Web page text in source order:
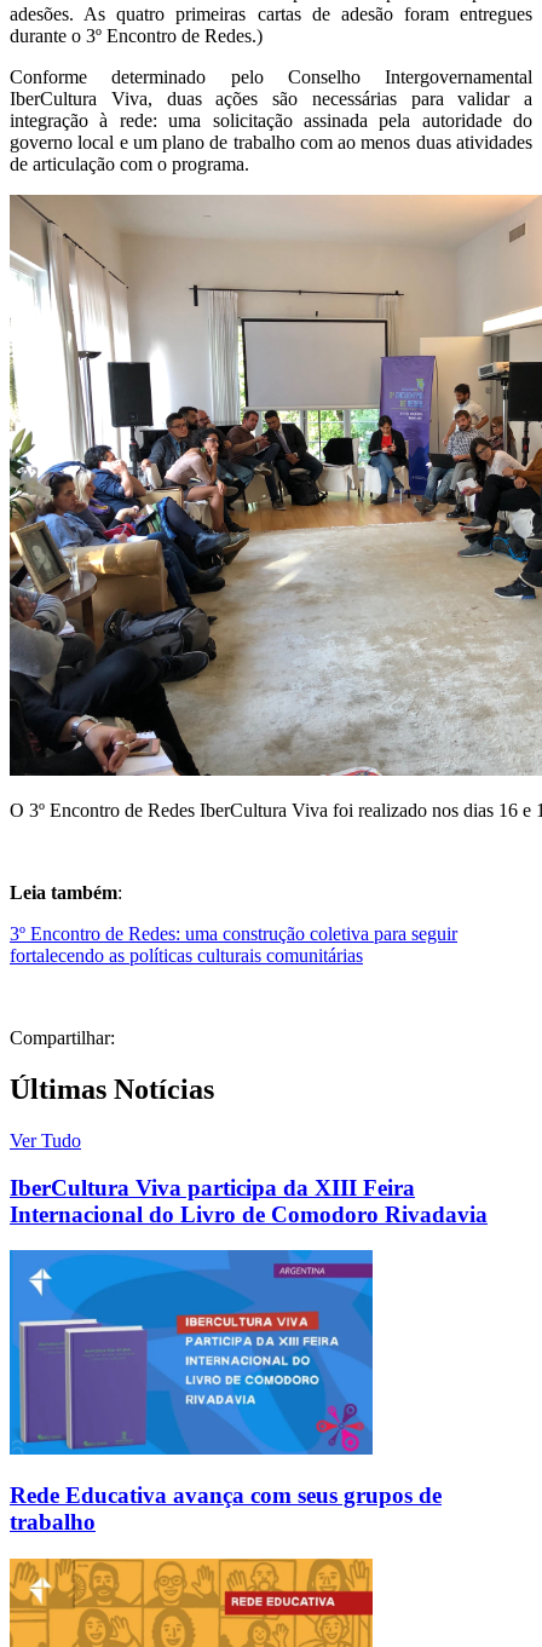
adesões. As quatro primeiras cartas de adesão foram entregues
durante o 3º Encontro de Redes.)
Conforme determinado pelo Conselho Intergovernamental
IberCultura Viva, duas ações são necessárias para validar a
integração à rede: uma solicitação assinada pela autoridade do
governo local e um plano de trabalho com ao menos duas atividades
de articulação com o programa.
O 3º Encontro de Redes IberCultura Viva foi realizado nos dias 16 e
Leia também:
3º Encontro de Redes: uma construção coletiva para seguir
fortalecendo as políticas culturais comunitárias
Compartilhar:
Últimas Notícias
Ver Tudo
IberCultura Viva participa da XIII Feira
Internacional do Livro de Comodoro Rivadavia
Rede Educativa avança com seus grupos de
trabalho